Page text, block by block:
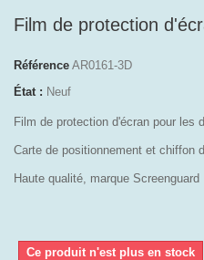
Film de protection
Référence AR0161-3D
État : Neuf
Film de protection d'écran pour les
Carte de positionnement et chiffon
Haute qualité, marque Screenguard
Ce produit n'est plus en stock